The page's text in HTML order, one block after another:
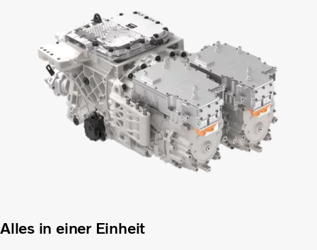
Alles in einer Einheit